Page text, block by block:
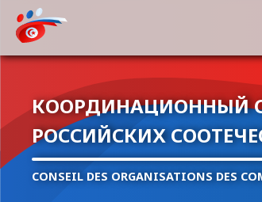
КООРДИНАЦИОННЫЙ
РОССИЙСКИХ
CONSEIL DES ORGANISATIONS DES